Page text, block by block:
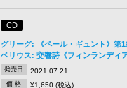
CD
グリーグ: 《ペール・ギュント》第
ベリウス: 交響詩《フィンランディ
発売日 2021.07.21
価 格 ¥1,650 (税込)